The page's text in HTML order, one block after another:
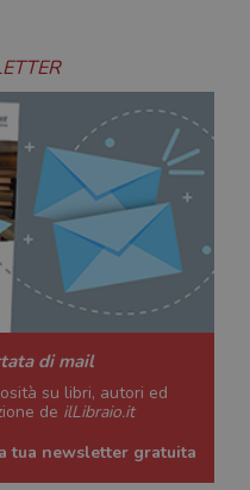
di mail
su libri, autori ed
de ilLibraio.it
tua newsletter gratuita